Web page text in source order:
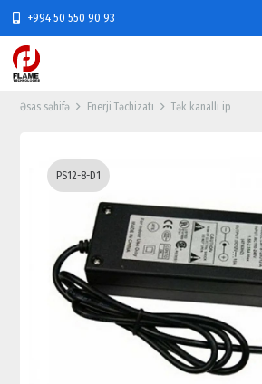
+994 50 550 90 93
Əsas səhifə Enerji Təchizatı Tək kanallı ip
PS12-8-D1